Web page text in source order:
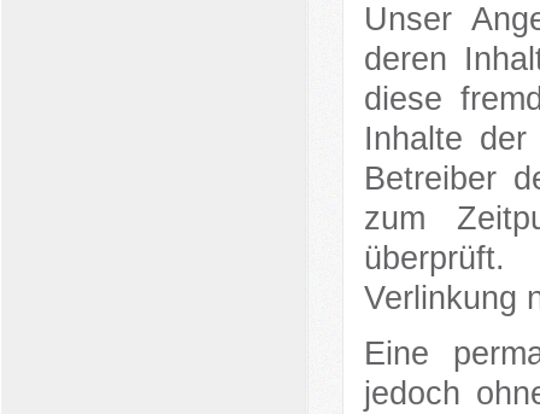
Unser
deren
diese
Inhalte
Betreiber
zum
Verlinkung
Eine
jedoch